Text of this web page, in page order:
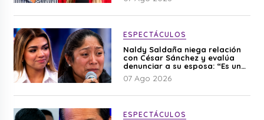
ESPECTÁCULOS
Naldy Saldaña niega relación
con César Sánchez y evalúa
denunciar a su esposa: “Es una
difamación”
07 Ago 2026
ESPECTÁCULOS